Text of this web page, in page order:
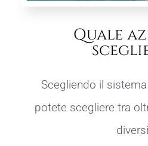
Quale
Scegliendo il
potete scegliere tra